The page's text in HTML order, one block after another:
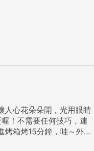
人心花朵朵開，光用眼睛
箱烤15分鐘，哇～外圈